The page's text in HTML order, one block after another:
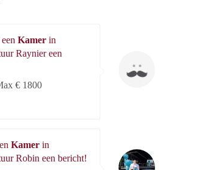
Kamer in
Raynier een
€ 1800
Kamer in
Robin een bericht!